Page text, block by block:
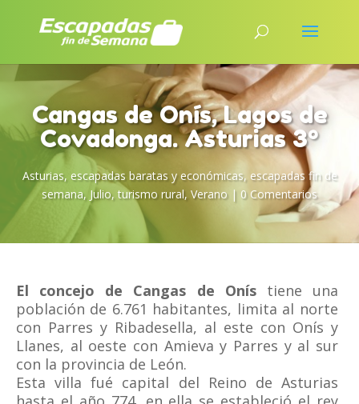
Cangas de Onís, Lagos de
Covadonga. Asturias 3º
Asturias, escapadas baratas y económicas, escapadas fin de
semana, Julio,turismo rural, Verano| 0 Comentarios
El concejo de Cangas de Onístiene una
población de 6.761 habitantes, limita al norte
con Parres y Ribadesella, al este con Onís y
Llanes, al oeste con Amieva y Parres y al sur
con la provincia de León.
Esta villa fué capital del Reino de Asturias